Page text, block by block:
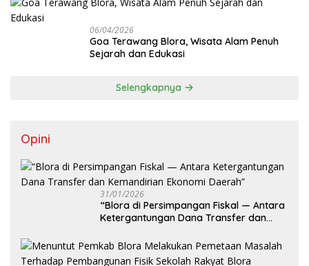
06/04/2026
Goa Terawang Blora, Wisata Alam Penuh
Sejarah dan Edukasi
Selengkapnya
Opini
31/01/2026
‎“Blora di Persimpangan Fiskal — Antara
Ketergantungan Dana Transfer dan